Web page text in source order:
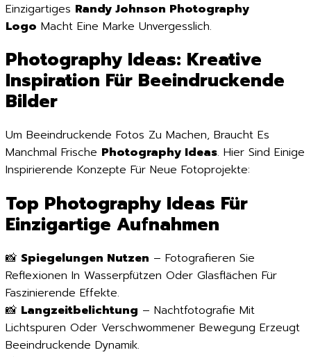
Einzigartiges Randy Johnson Photography
Logo Macht Eine Marke Unvergesslich.
Photography Ideas: Kreative
Inspiration Für Beeindruckende
Bilder
Um Beeindruckende Fotos Zu Machen, Braucht Es
Manchmal Frische Photography Ideas. Hier Sind Einige
Inspirierende Konzepte Für Neue Fotoprojekte:
Top Photography Ideas Für
Einzigartige Aufnahmen
📸 Spiegelungen Nutzen – Fotografieren Sie
Reflexionen In Wasserpfützen Oder Glasflächen Für
Faszinierende Effekte.
📸 Langzeitbelichtung – Nachtfotografie Mit
Lichtspuren Oder Verschwommener Bewegung Erzeugt
Beeindruckende Dynamik.